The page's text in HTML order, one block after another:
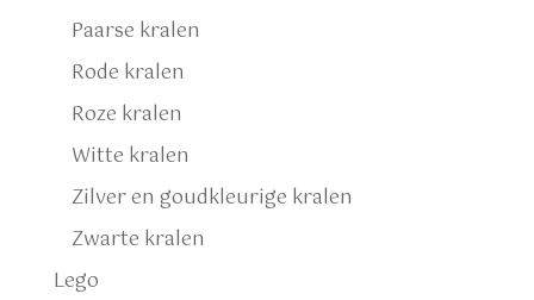
Paarse kralen
Rode kralen
Roze kralen
Witte kralen
Zilver en goudkleurige kralen
Zwarte kralen
Lego